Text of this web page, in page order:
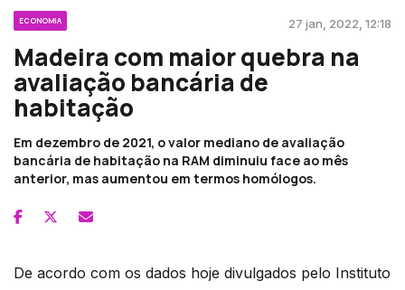
ECONOMIA 27 jan, 2022, 12:18
Madeira com maior quebra na
avaliação bancária de
habitação
Em dezembro de 2021, o valor mediano de avaliação
bancária de habitação na RAM diminuiu face ao mês
anterior, mas aumentou em termos homólogos.
De acordo com os dados hoje divulgados pelo Instituto